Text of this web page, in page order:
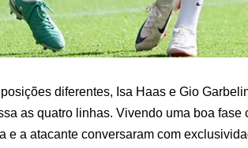
diferentes, Isa Haas e Gio
as quatro linhas. Vivendo uma boa fase
e a atacante conversaram com